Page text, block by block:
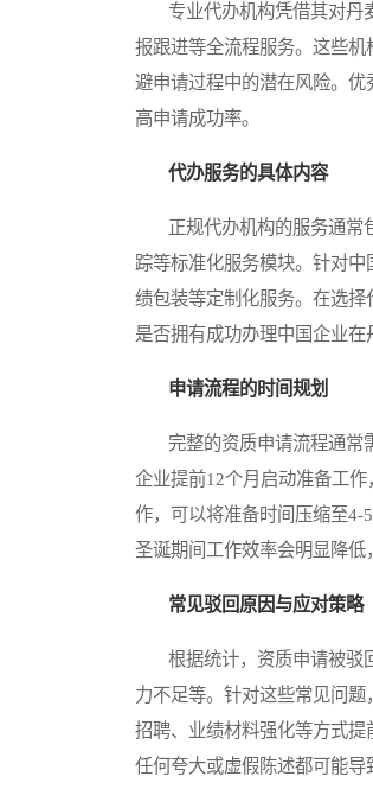
专业代办机构凭借其对丹麦
报跟进等全流程服务。这些
避申请过程中的潜在风险。
高申请成功率。
代办服务的具体内容
正规代办机构的服务通常包
踪等标准化服务模块。针对
绩包装等定制化服务。在选
是否拥有成功办理中国企业在
申请流程的时间规划
完整的资质申请流程通常需
企业提前12个月启动准备工
作，可以将准备时间压缩至4-
圣诞期间工作效率会明显降低
常见驳回原因与应对策略
根据统计，资质申请被驳回
力不足等。针对这些常见问
招聘、业绩材料强化等方式
任何夸大或虚假陈述都可能导